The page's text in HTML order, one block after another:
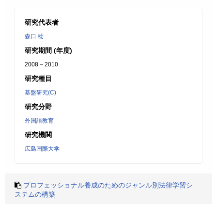
研究代表者
森口 稔
研究期間 (年度)
2008 – 2010
研究種目
基盤研究(C)
研究分野
外国語教育
研究機関
広島国際大学
プロフェッショナル養成のためのジャンル別法律学習シ
ステムの構築